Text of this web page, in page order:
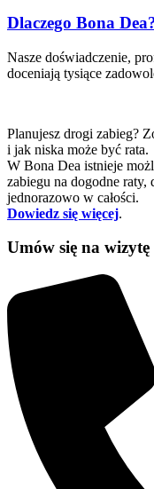
Dlaczego Bona
Nasze doświadczenie,
doceniają tysiące
Planujesz drogi zabieg?
i jak niska może być rata.
W Bona Dea istnieje
zabiegu na dogodne raty,
jednorazowo w całości.
Dowiedz się więcej.
Umów się na wizytę